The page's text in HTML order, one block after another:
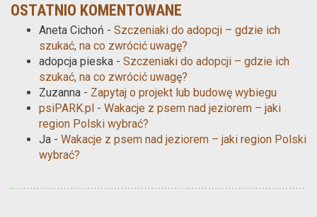
OSTATNIO KOMENTOWANE
Aneta Cichoń - Szczeniaki do adopcji – gdzie ich
szukać, na co zwrócić uwagę?
adopcja pieska - Szczeniaki do adopcji – gdzie ich
szukać, na co zwrócić uwagę?
Zuzanna - Zapytaj o projekt lub budowę wybiegu
psiPARK.pl - Wakacje z psem nad jeziorem – jaki
region Polski wybrać?
Ja - Wakacje z psem nad jeziorem – jaki region Polski
wybrać?